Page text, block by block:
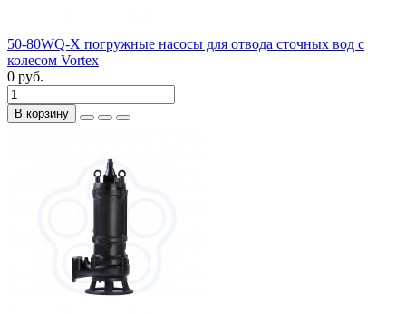
50-80WQ-X погружные насосы для отвода сточных вод с
колесом Vortex
0 руб.
В корзину